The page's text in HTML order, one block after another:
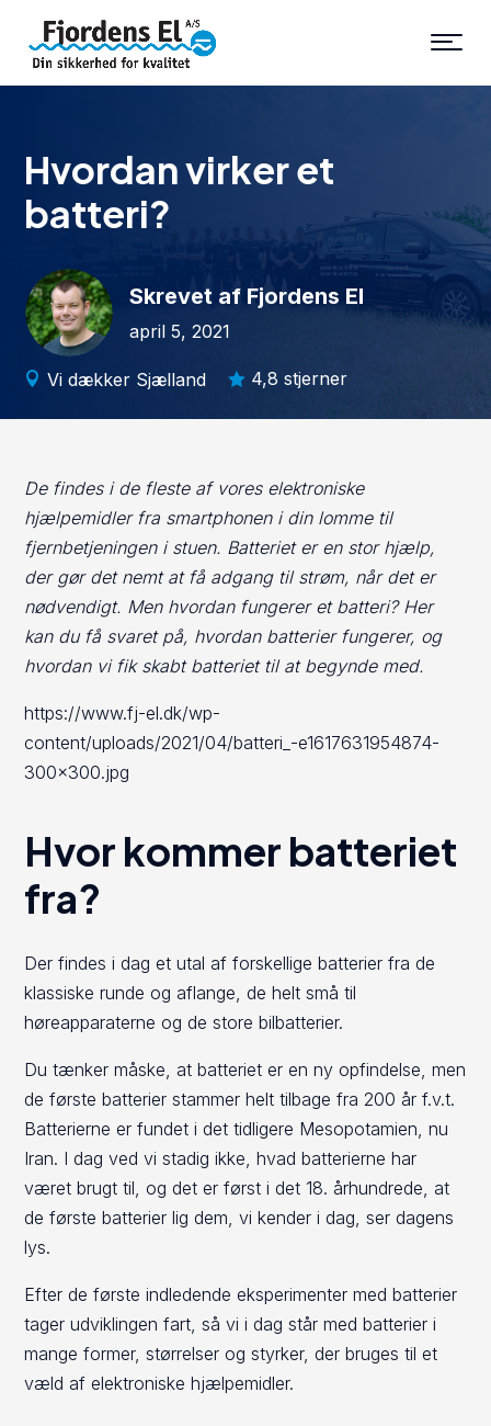
Hvordan virker et
batteri?
Skrevet af Fjordens El
april 5, 2021
 Vi dækker Sjælland  4,8 stjerner
De findes i de fleste af vores elektroniske
hjælpemidler fra smartphonen i din lomme til
fjernbetjeningen i stuen. Batteriet er en stor hjælp,
der gør det nemt at få adgang til strøm, når det er
nødvendigt. Men hvordan fungerer et batteri? Her
kan du få svaret på, hvordan batterier fungerer, og
hvordan vi fik skabt batteriet til at begynde med.
https://www.fj-el.dk/wp-
content/uploads/2021/04/batteri_-e1617631954874-
300×300.jpg
Hvor kommer batteriet
fra?
Der findes i dag et utal af forskellige batterier fra de
klassiske runde og aflange, de helt små til
høreapparaterne og de store bilbatterier.
Du tænker måske, at batteriet er en ny opfindelse, men
de første batterier stammer helt tilbage fra 200 år f.v.t.
Batterierne er fundet i det tidligere Mesopotamien, nu
Iran. I dag ved vi stadig ikke, hvad batterierne har
været brugt til, og det er først i det 18. århundrede, at
de første batterier lig dem, vi kender i dag, ser dagens
lys.
Efter de første indledende eksperimenter med batterier
tager udviklingen fart, så vi i dag står med batterier i
mange former, størrelser og styrker, der bruges til et
væld af elektroniske hjælpemidler.